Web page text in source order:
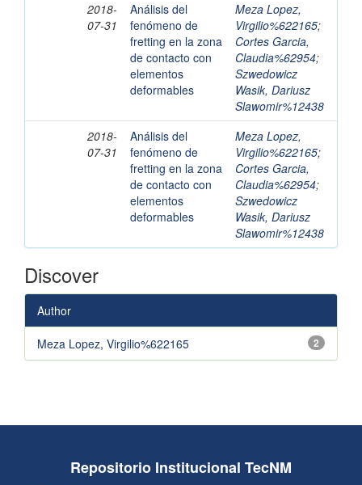
2018-
07-31
Análisis del
fenómeno de
fretting en la zona
de contacto con
elementos
deformables
Meza Lopez,
Virgilio%622165;
Cortes Garcia,
Claudia%62954;
Szwedowicz
Wasik, Dariusz
Slawomir%12438
2018-
07-31
Análisis del
fenómeno de
fretting en la zona
de contacto con
elementos
deformables
Meza Lopez,
Virgilio%622165;
Cortes Garcia,
Claudia%62954;
Szwedowicz
Wasik, Dariusz
Slawomir%12438
Discover
Author
2
Meza Lopez, Virgilio%622165
Repositorio Institucional TecNM